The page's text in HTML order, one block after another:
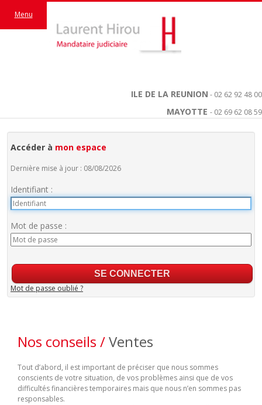
ILE DE LA REUNION - 02 62 92 48 00
MAYOTTE - 02 69 62 08 59
Menu
Accéder à mon espace
Dernière mise à jour : 08/08/2026
Identifiant :
Mot de passe :
Mot de passe oublié ?
Nos conseils /Ventes
Tout d’abord, il est important de préciser que nous sommes
conscients de votre situation, de vos problèmes ainsi que de vos
difficultés financières temporaires mais que nous n’en sommes pas
responsables.